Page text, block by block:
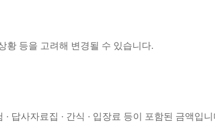
황 등을 고려해 변경될 수 있습니다.
· 답사자료집 · 간식 · 입장료 등이 포함된 금액입니